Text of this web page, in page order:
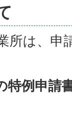
所は、申
特例申請